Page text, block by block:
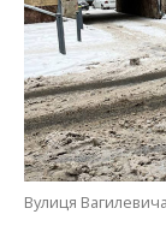
Вулиця Вагилевича